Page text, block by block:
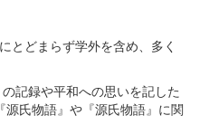
とどまらず学外を含め、多く
記録や平和への思いを記した
氏物語』や『源氏物語』に関